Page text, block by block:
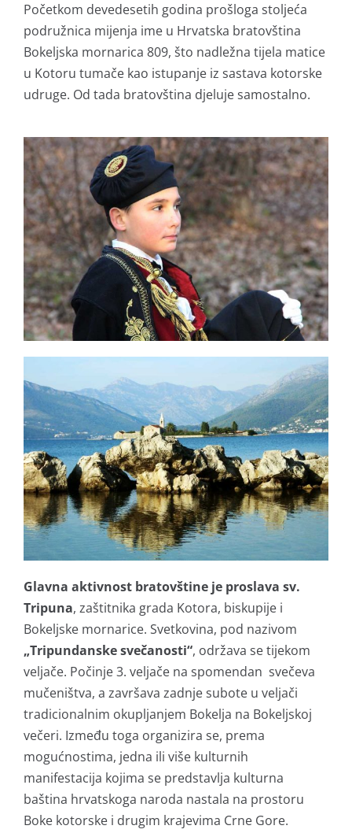
Početkom devedesetih godina prošloga stoljeća
podružnica mijenja ime u Hrvatska bratovština
Bokeljska mornarica 809, što nadležna tijela matice
u Kotoru tumače kao istupanje iz sastava kotorske
udruge. Od tada bratovština djeluje samostalno.
Glavna aktivnost bratovštine je proslava sv.
Tripuna, zaštitnika grada Kotora, biskupije i
Bokeljske mornarice. Svetkovina, pod nazivom
„Tripundanske svečanosti“, održava se tijekom
veljače. Počinje 3. veljače na spomendan svečeva
mučeništva, a završava zadnje subote u veljači
tradicionalnim okupljanjem Bokelja na Bokeljskoj
večeri. Između toga organizira se, prema
mogućnostima, jedna ili više kulturnih
manifestacija kojima se predstavlja kulturna
baština hrvatskoga naroda nastala na prostoru
Boke kotorske i drugim krajevima Crne Gore.